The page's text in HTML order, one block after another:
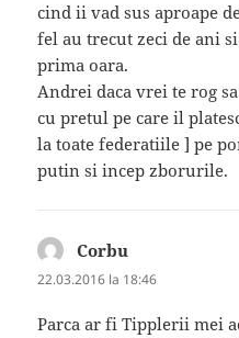
cind ii vad sus aproape
fel au trecut zeci de ani
prima oara.
Andrei daca vrei te rog
cu pretul pe care il
la toate federatiile ] pe
putin si incep zborurile.
Corbu
22.03.2016 la 18:46
Parca ar fi Tipplerii mei